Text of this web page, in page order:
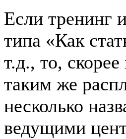
Если тренинг
типа «Как
т.д., то,
таким же
несколько
ведущими